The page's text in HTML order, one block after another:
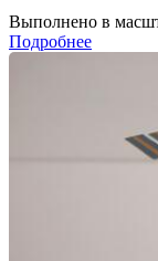
Выполнено в
Подробнее